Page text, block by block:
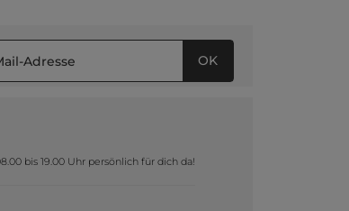
OK
bis 19.00 Uhr persönlich für dich da!